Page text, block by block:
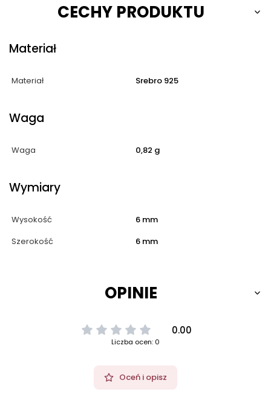
CECHY PRODUKTU
Materiał
Materiał Srebro 925
Waga
Waga 0,82 g
Wymiary
Wysokość
6 mm
Szerokość
6 mm
OPINIE
0.00
Liczba ocen: 0
Oceń i opisz